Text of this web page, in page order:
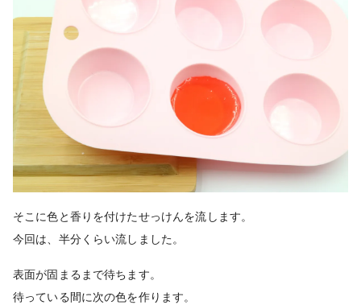
そこに色と香りを付けたせっけんを流します。
今回は、半分くらい流しました。
表面が固まるまで待ちます。
待っている間に次の色を作ります。